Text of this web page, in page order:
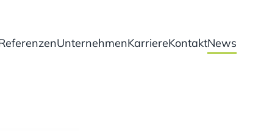
UnternehmenKarriereKontaktNews